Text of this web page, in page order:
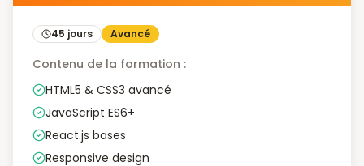
45 jours Avancé
Contenu de la formation :
HTML5 & CSS3 avancé
JavaScript ES6+
React.js bases
Responsive design